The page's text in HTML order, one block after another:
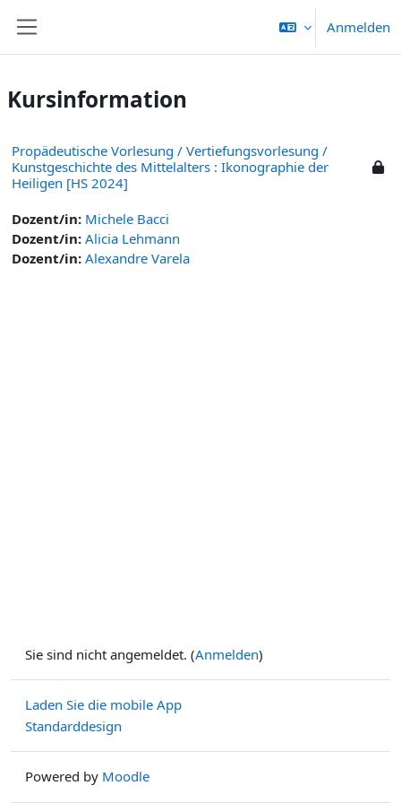
Anmelden
Kursinformation
Propädeutische Vorlesung / Vertiefungsvorlesung /
Kunstgeschichte des Mittelalters : Ikonographie der
Heiligen [HS 2024]
Dozent/in: Michele Bacci
Dozent/in: Alicia Lehmann
Dozent/in: Alexandre Varela
Sie sind nicht angemeldet. (Anmelden)
Laden Sie die mobile App
Standarddesign
Powered by Moodle